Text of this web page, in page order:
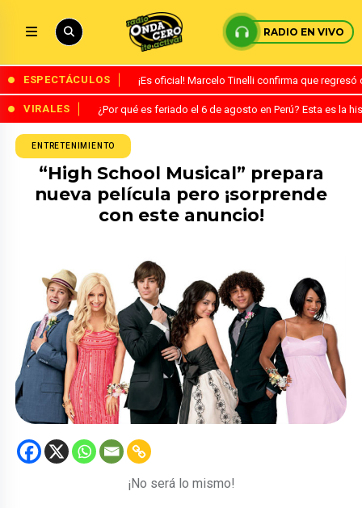
RADIO EN VIVO
ESPECTÁCULOS ¡Es oficial! Marcelo Tinelli confirma que
VIRALES ¿Por qué es feriado el 6 de agosto en Perú? Esta es la
ENTRETENIMIENTO
“High School Musical” prepara
nueva película pero ¡sorprende
con este anuncio!
¡No será lo mismo!